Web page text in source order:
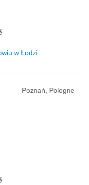
w Łodzi
Poznań, Pologne